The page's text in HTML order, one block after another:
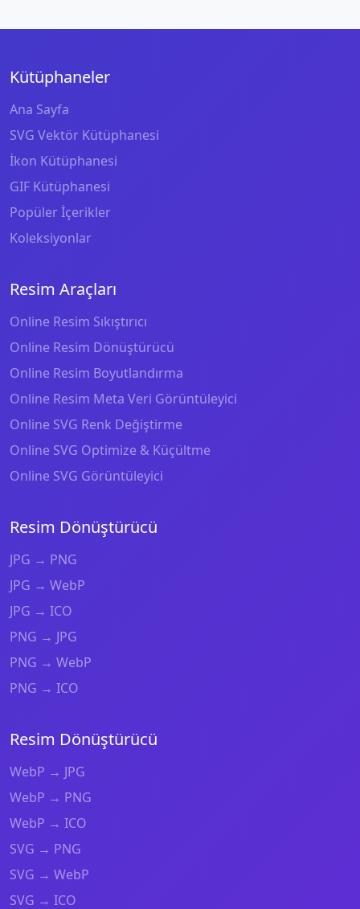
Kütüphaneler
Ana Sayfa
SVG Vektör Kütüphanesi
İkon Kütüphanesi
GIF Kütüphanesi
Popüler İçerikler
Koleksiyonlar
Resim Araçları
Online Resim Sıkıştırıcı
Online Resim Dönüştürücü
Online Resim Boyutlandırma
Online Resim Meta Veri Görüntüleyici
Online SVG Renk Değiştirme
Online SVG Optimize & Küçültme
Online SVG Görüntüleyici
Resim Dönüştürücü
JPG → PNG
JPG → WebP
JPG → ICO
PNG → JPG
PNG → WebP
PNG → ICO
Resim Dönüştürücü
WebP → JPG
WebP → PNG
WebP → ICO
SVG → PNG
SVG → WebP
SVG → ICO